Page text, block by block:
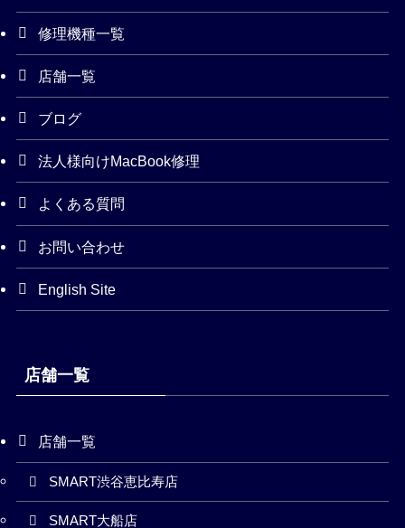
修理機種一覧
店舗一覧
ブログ
法人様向けMacBook修理
よくある質問
お問い合わせ
English Site
店舗一覧
店舗一覧
SMART渋谷恵比寿店
SMART大船店